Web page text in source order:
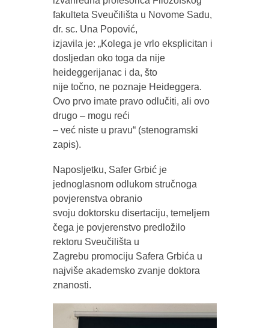
fakulteta Sveučilišta u Novome Sadu,
dr. sc. Una Popović,
izjavila je: „Kolega je vrlo eksplicitan i
dosljedan oko toga da nije
heideggerijanac i da, što
nije točno, ne poznaje Heideggera.
Ovo prvo imate pravo odlučiti, ali ovo
drugo – mogu reći
– već niste u pravu“ (stenogramski
zapis).
Naposljetku, Safer Grbić je
jednoglasnom odlukom stručnoga
povjerenstva obranio
svoju doktorsku disertaciju, temeljem
čega je povjerenstvo predložilo
rektoru Sveučilišta u
Zagrebu promociju Safera Grbića u
najviše akademsko zvanje doktora
znanosti.